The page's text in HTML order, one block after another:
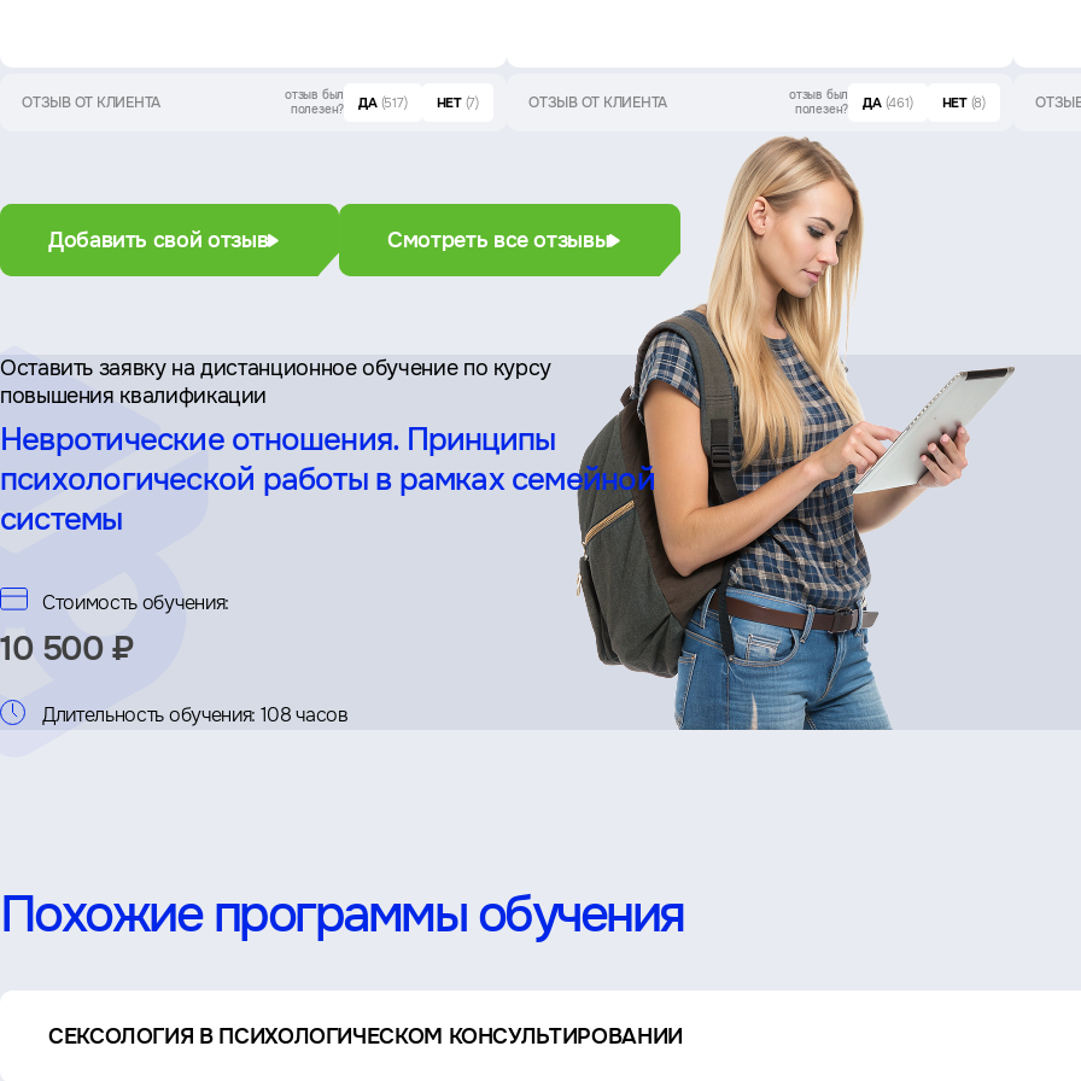
ОТЗЫВ ОТ КЛИЕНТА
отзыв был
полезен?
ДА (517) НЕТ (7) ОТЗЫВ ОТ КЛИЕНТА
отзыв был
полезен?
ДА (461) НЕТ (8)
Добавить свой отзыв Смотреть все отзывы
Оставить заявку на дистан­ционное обучение по курсу
повышения квалификации
Невротические отношения. Принципы
психологической работы в рамках семейной
системы
Стоимость обучения:
10 500 ₽
Длительность обучения: 108 часов
Похожие программы обучения
СЕКСОЛОГИЯ В ПСИХОЛОГИЧЕСКОМ КОНСУЛЬТИРОВАНИИ